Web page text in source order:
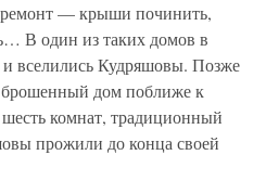
— крыши починить,
В один из таких домов в
вселились Кудряшовы. Позже
брошенный дом поближе к
комнат, традиционный
прожили до конца своей